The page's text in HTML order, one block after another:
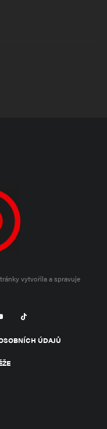
vytvořila a spravuje
ÚDAJŮ